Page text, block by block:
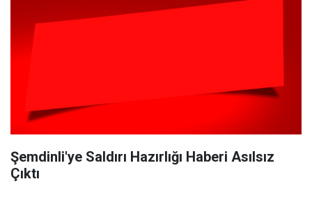
Şemdinli'ye Saldırı Hazırlığı Haberi Asılsız
Çıktı